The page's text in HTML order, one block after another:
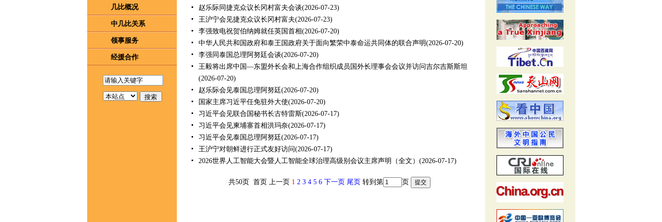
几比概况
中几比关系
领事服务
经援合作
赵乐际同捷克众议长冈村富夫会谈(2026-07-23)
王沪宁会见捷克众议长冈村富夫(2026-07-23)
李强致电祝贺伯纳姆就任英国首相(2026-07-20)
中华人民共和国政府和泰王国政府关于面向繁荣中泰命运共同体的联合声明(2026-07-20)
李强同泰国总理阿努廷会谈(2026-07-20)
王毅将出席中国—东盟外长会和上海合作组织成员国外长理事会会议并访问吉尔吉斯斯坦
(2026-07-20)
赵乐际会见泰国总理阿努廷(2026-07-20)
国家主席习近平任免驻外大使(2026-07-20)
习近平会见联合国秘书长古特雷斯(2026-07-17)
习近平会见柬埔寨首相洪玛奈(2026-07-17)
习近平会见泰国总理阿努廷(2026-07-17)
王沪宁对朝鲜进行正式友好访问(2026-07-17)
2026世界人工智能大会暨人工智能全球治理高级别会议主席声明（全文） (2026-07-17)
共50页 首页 上一页 1 2 3 4 5 6 下一页 尾页 转到第 页